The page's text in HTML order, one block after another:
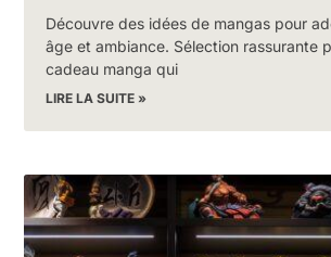
Découvre des idées de mangas pour
âge et ambiance. Sélection rassurante
cadeau manga qui
LIRE LA SUITE »